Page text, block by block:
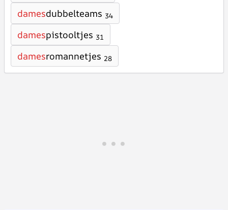
damesdubbelteams 34
damespistooltjes 31
damesromannetjes 28